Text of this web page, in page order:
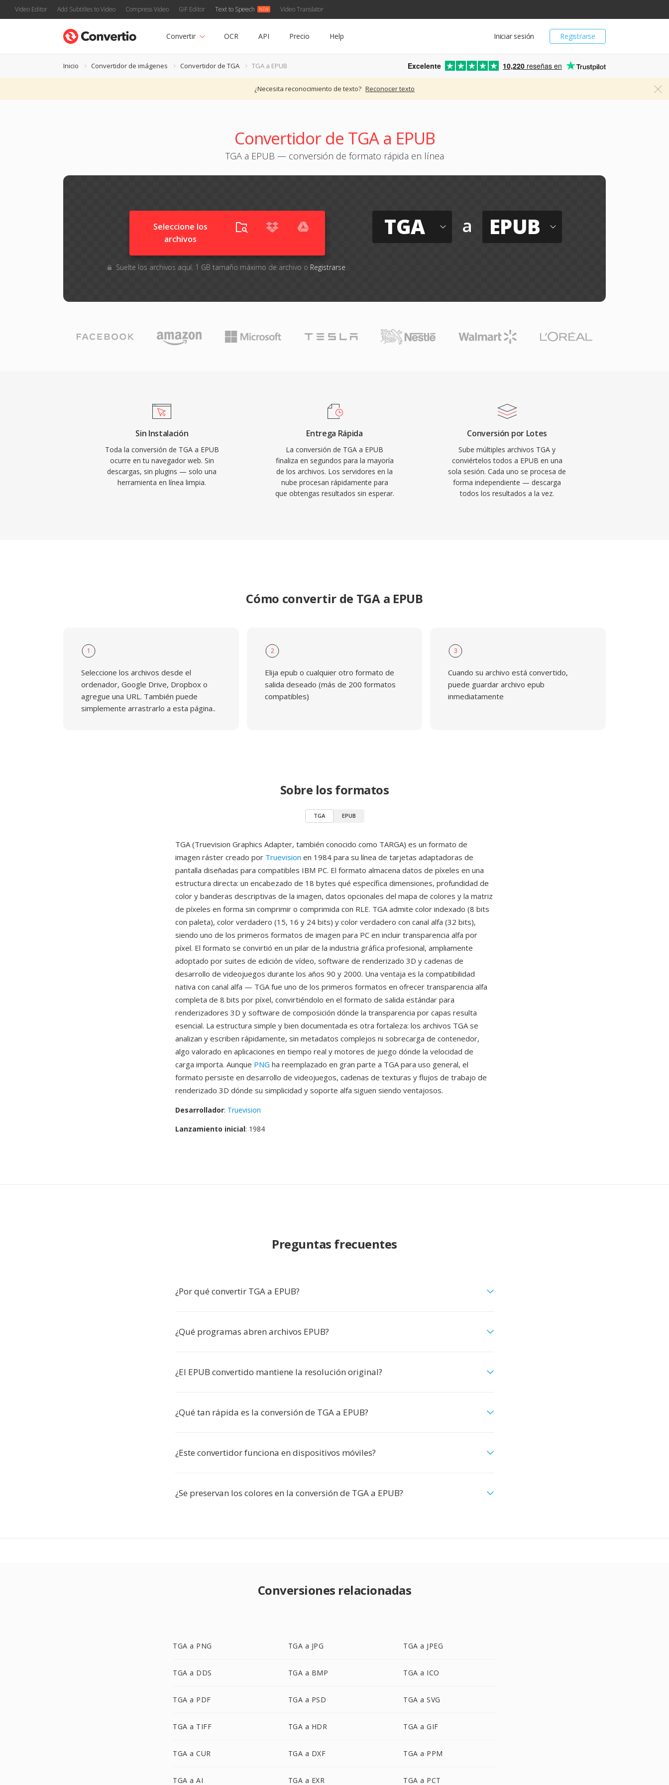
Video Editor Add Subtitles to Video Compress Video GIF Editor Text to Speech Video Translator
Registrarse
Iniciar sesión
Convertir OCR API Precio Help
Inicio Convertidor de imágenes Convertidor de TGA TGA a EPUB Excelente 10,220 reseñas en
¿Necesita reconocimiento de texto? Reconocer texto
Convertidor de TGA a EPUB
TGA a EPUB — conversión de formato rápida en línea
Seleccione los
archivos
Suelte los archivos aquí. 1 GB tamaño máximo de archivo o Registrarse
TGA a EPUB
Sin Instalación
Toda la conversión de TGA a EPUB
ocurre en tu navegador web. Sin
descargas, sin plugins — solo una
herramienta en línea limpia.
Entrega Rápida
La conversión de TGA a EPUB
finaliza en segundos para la mayoría
de los archivos. Los servidores en la
nube procesan rápidamente para
que obtengas resultados sin esperar.
Conversión por Lotes
Sube múltiples archivos TGA y
conviértelos todos a EPUB en una
sola sesión. Cada uno se procesa de
forma independiente — descarga
todos los resultados a la vez.
Cómo convertir de TGA a EPUB
1
Seleccione los archivos desde el
ordenador, Google Drive, Dropbox o
agregue una URL. También puede
simplemente arrastrarlo a esta página..
2
Elija epub o cualquier otro formato de
salida deseado (más de 200 formatos
compatibles)
3
Cuando su archivo está convertido,
puede guardar archivo epub
inmediatamente
Sobre los formatos
TGA EPUB
TGA (Truevision Graphics Adapter, también conocido como TARGA) es un formato de
imagen ráster creado por Truevision en 1984 para su línea de tarjetas adaptadoras de
pantalla diseñadas para compatibles IBM PC. El formato almacena datos de píxeles en una
estructura directa: un encabezado de 18 bytes qué específica dimensiones, profundidad de
color y banderas descriptivas de la imagen, datos opcionales del mapa de colores y la matriz
de píxeles en forma sin comprimir o comprimida con RLE. TGA admite color indexado (8 bits
con paleta), color verdadero (15, 16 y 24 bits) y color verdadero con canal alfa (32 bits),
siendo uno de los primeros formatos de imagen para PC en incluir transparencia alfa por
píxel. El formato se convirtió en un pilar de la industria gráfica profesional, ampliamente
adoptado por suites de edición de vídeo, software de renderizado 3D y cadenas de
desarrollo de videojuegos durante los años 90 y 2000. Una ventaja es la compatibilidad
nativa con canal alfa — TGA fue uno de los primeros formatos en ofrecer transparencia alfa
completa de 8 bits por píxel, convirtiéndolo en el formato de salida estándar para
renderizadores 3D y software de composición dónde la transparencia por capas resulta
esencial. La estructura simple y bien documentada es otra fortaleza: los archivos TGA se
analizan y escriben rápidamente, sin metadatos complejos ni sobrecarga de contenedor,
algo valorado en aplicaciones en tiempo real y motores de juego dónde la velocidad de
carga importa. Aunque PNG ha reemplazado en gran parte a TGA para uso general, el
formato persiste en desarrollo de videojuegos, cadenas de texturas y flujos de trabajo de
renderizado 3D dónde su simplicidad y soporte alfa siguen siendo ventajosos.
Desarrollador: Truevision
Lanzamiento inicial: 1984
Preguntas frecuentes
¿Por qué convertir TGA a EPUB?
¿Qué programas abren archivos EPUB?
¿El EPUB convertido mantiene la resolución original?
¿Qué tan rápida es la conversión de TGA a EPUB?
¿Este convertidor funciona en dispositivos móviles?
¿Se preservan los colores en la conversión de TGA a EPUB?
Conversiones relacionadas
TGA a PNG TGA a JPG TGA a JPEG
TGA a DDS TGA a BMP TGA a ICO
TGA a PDF TGA a PSD TGA a SVG
TGA a TIFF TGA a HDR TGA a GIF
TGA a CUR TGA a DXF TGA a PPM
TGA a AI TGA a EXR TGA a PCT